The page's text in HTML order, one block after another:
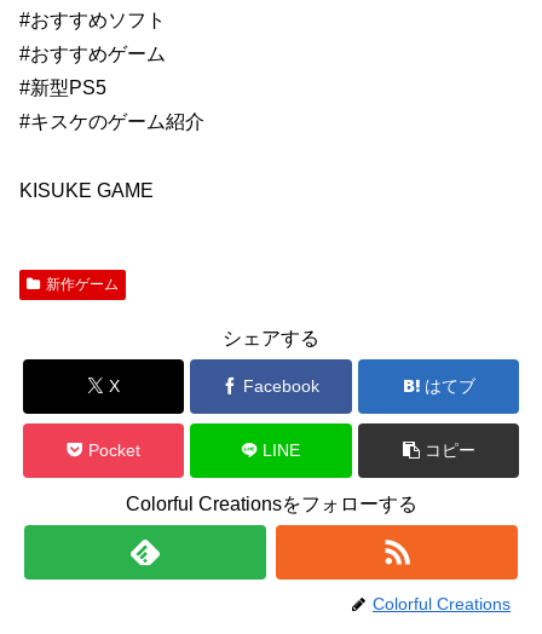
#おすすめソフト
#おすすめゲーム
#新型PS5
#キスケのゲーム紹介
KISUKE GAME
新作ゲーム
シェアする
X Facebook はてブ
Pocket LINE コピー
Colorful Creationsをフォローする
Colorful Creations